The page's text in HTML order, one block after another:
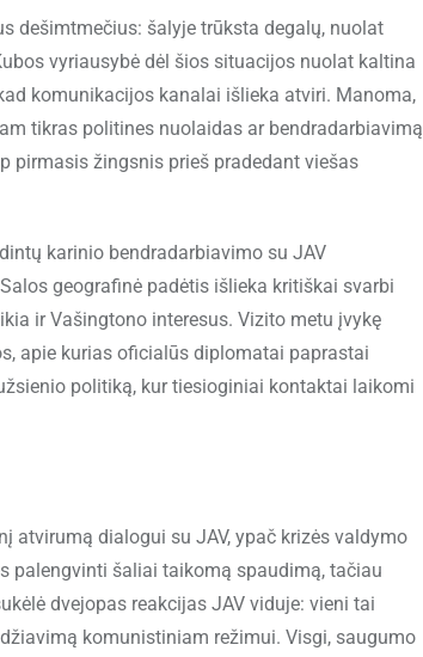
dešimtmečius: šalyje trūksta degalų, nuolat
vyriausybė dėl šios situacijos nuolat kaltina
komunikacijos kanalai išlieka atviri. Manoma,
tikras politines nuolaidas ar bendradarbiavimą
pirmasis žingsnis prieš pradedant viešas
karinio bendradarbiavimo su JAV
geografinė padėtis išlieka kritiškai svarbi
ir Vašingtono interesus. Vizito metu įvykę
apie kurias oficialūs diplomatai paprastai
politiką, kur tiesioginiai kontaktai laikomi
atvirumą dialogui su JAV, ypač krizės valdymo
palengvinti šaliai taikomą spaudimą, tačiau
dvejopas reakcijas JAV viduje: vieni tai
komunistiniam režimui. Visgi, saugumo